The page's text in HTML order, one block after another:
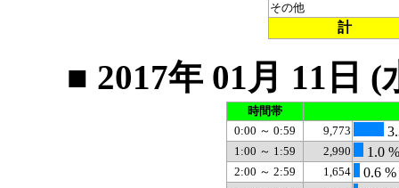
その他
計
■ 2017年 01月 11日
時間帯
0:00 ～ 0:59
9,773
1:00 ～ 1:59 2,990 1.0 %
2:00 ～ 2:59 1,654 0.6 %